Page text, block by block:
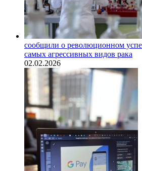
сообщили о революционном
самых агрессивных видов рака
02.02.2026